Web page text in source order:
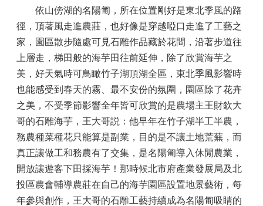
依山傍湖的名陽匍，所在位置剛好是東北季風的路
徑，頂著風走進農莊，也好像是穿越啞口走進了工藝之
家，園區散步隨處可見石雕作品藏於花間，沿著步道往
上層走，梯田般的海芋田往前延伸，除了欣賞海芋之
美，好天氣時可鳥瞰竹子湖頂湖全區，東北季風影響時
也能感受到春天的霧、最不安份的氛圍，園區除了花卉
之美，不受季節影響全年皆可欣賞的是農場主王財欽大
哥的石雕海芋，王大哥説：他早年在竹子湖半工半農，
務農種菜種花只能算是副業，目的是不讓土地荒蕪，而
真正讓做工和務農有了交集，是名陽匍導入休閒農業，
開放讓遊客下田採海芋！那時候北市府產業發展局及北
投區農會輔導農莊在自己的海芋園區設置地景藝術，每
年參與創作，王大哥的石雕工藝持續成為名陽匍吸睛的